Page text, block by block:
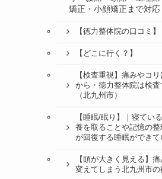
矯正・小顔矯正まで対応
【徳力整体院の口コミ】
【どこに行く？】
【検査重視】痛みやコ
から・徳力整体院は検
（北九州市）
【睡眠/眠り】｜寝てい
養を取ることや記憶の
が回復する睡眠ができて
【頭が大きく見える】
変えてしまう北九州市